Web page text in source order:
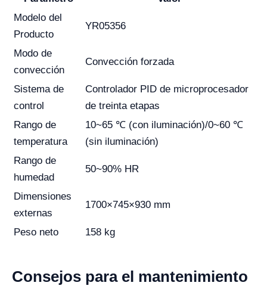
Modelo del
Producto
YR05356
Modo de
convección
Convección forzada
Sistema de
control
Controlador PID de microprocesador
de treinta etapas
Rango de
temperatura
10~65 ℃ (con iluminación)/0~60 ℃
(sin iluminación)
Rango de
humedad
50~90% HR
Dimensiones
externas
1700×745×930 mm
Peso neto 158 kg
Consejos para el mantenimiento